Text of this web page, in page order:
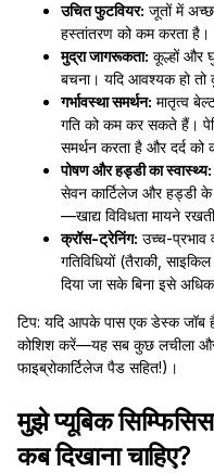
उचित फुटवियर: जूतों में
हस्तांतरण को कम करता है।
मुद्रा जागरूकता: कूल्हों और
बचना। यदि आवश्यक हो तो
गर्भावस्था समर्थन: मातृत्व
गति को कम कर सकते हैं।
समर्थन करता है और दर्द को
पोषण और हड्डी का स्वास्थ्य:
सेवन कार्टिलेज और हड्डी
—खाद्य विविधता मायने
क्रॉस-ट्रेनिंग: उच्च-प्रभाव
गतिविधियों (तैराकी,
दिया जा सके बिना इसे
टिप: यदि आपके पास एक डेस्क जॉब
कोशिश करें—यह सब कुछ लचीला और
फाइब्रोकार्टिलेज पैड सहित!)।
मुझे प्यूबिक
कब दिखाना चाहिए?